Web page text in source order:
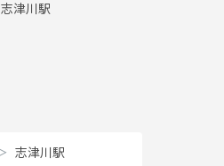
志津川駅
志津川駅